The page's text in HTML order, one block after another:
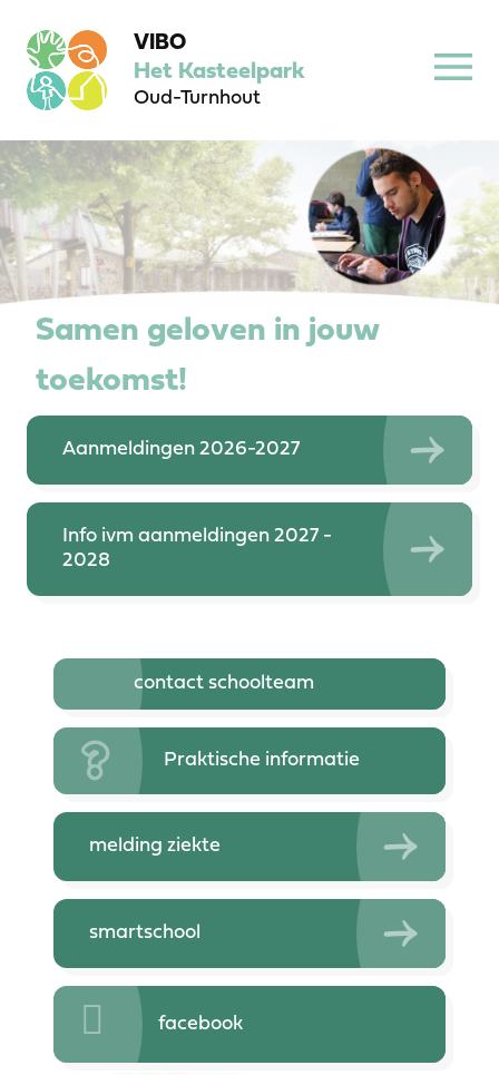
VIBO
Het Kasteelpark
Oud-Turnhout
Samen geloven in jouw
toekomst!
Aanmeldingen 2026-2027
Info ivm aanmeldingen 2027 -
2028
contact schoolteam
Praktische informatie
melding ziekte
smartschool
facebook